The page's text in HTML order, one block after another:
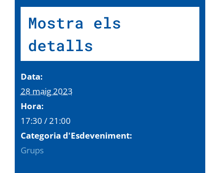
Mostra els
detalls
Data:
28 maig 2023
Hora:
17:30 / 21:00
Categoria d'Esdeveniment:
Grups